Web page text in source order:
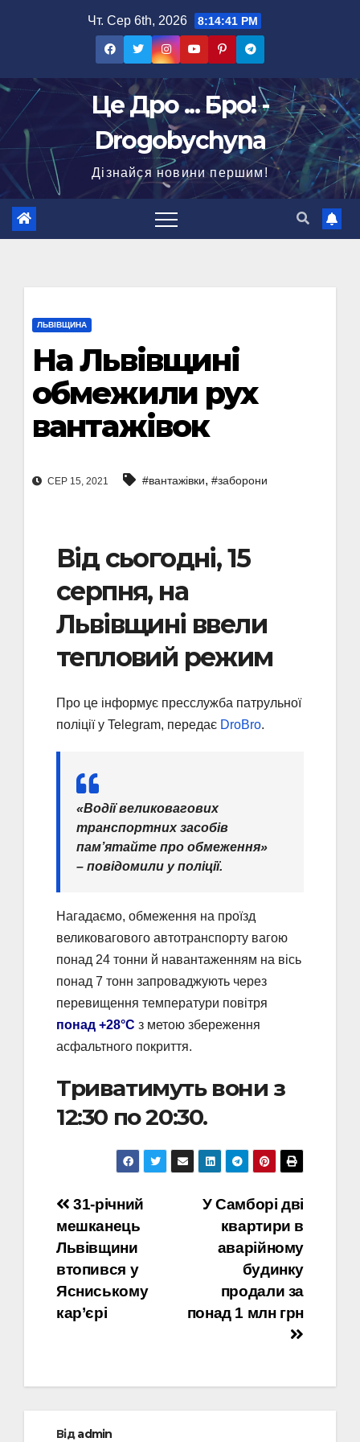
Чт. Сер 6th, 2026 8:14:41 PM
Це Дро ... Бро! -
Drogobychyna
Дізнайся новини першим!
ЛЬВІВЩИНА
На Львівщині
обмежили рух
вантажівок
СЕР 15, 2021 #вантажівки, #заборони
Від сьогодні, 15
серпня, на
Львівщині ввели
тепловий режим
Про це інформує пресслужба патрульної
поліції у Telegram, передає DroBro.
«Водії великовагових
транспортних засобів
пам’ятайте про обмеження»
– повідомили у поліції.
Нагадаємо, обмеження на проїзд
великовагового автотранспорту вагою
понад 24 тонни й навантаженням на вісь
понад 7 тонн запроваджують через
перевищення температури повітря
понад +28°С з метою збереження
асфальтного покриття.
Триватимуть вони з
12:30 по 20:30.
Навігація
записів
У Самборі дві
квартири в
аварійному
будинку
продали за
понад 1 млн грн
31-річний
мешканець
Львівщини
втопився у
Ясниському
кар’єрі
Відadmin